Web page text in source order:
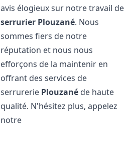
avis élogieux sur notre travail de
serrurier Plouzané. Nous
sommes fiers de notre
réputation et nous nous
efforçons de la maintenir en
offrant des services de
serrurerie Plouzané de haute
qualité. N'hésitez plus, appelez
notre